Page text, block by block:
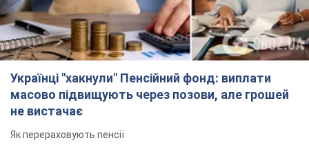
Українці "хакнули" Пенсійний фонд: виплати
масово підвищують через позови, але грошей
не вистачає
Як перераховують пенсії